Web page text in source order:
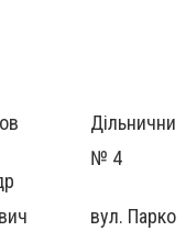
Дільничний
№ 4
вул.